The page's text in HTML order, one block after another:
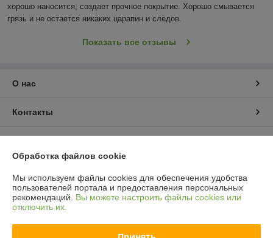
хорошо наносится, создает прочное покрытие. Хорошо смывается
грязь и не остается никаких царапин и следов.
Показать все отзывы
О нас
Контакты
Полная версия сайта
Политика обработки cookies
Обработка файлов cookie
Мы используем файлы cookies для обеспечения удобства
пользователей портала и предоставления персональных
рекомендаций. Вы можете настроить файлы cookies или
отключить их.